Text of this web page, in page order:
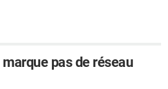
pas de réseau